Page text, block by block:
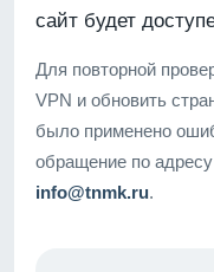
сайт будет
Для повторной
VPN и обновить
было применено
обращение по
info@tnmk.ru.